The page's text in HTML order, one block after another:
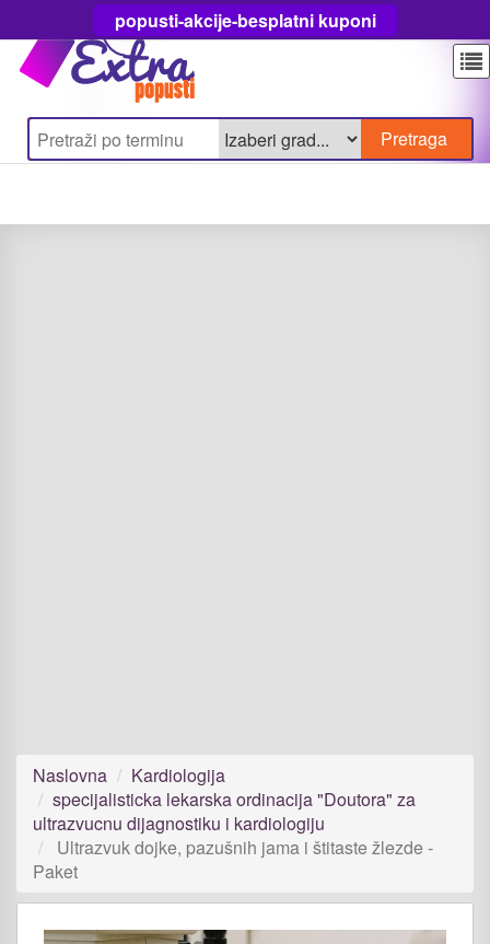
popusti-akcije-besplatni kuponi
Naslovna
Kardiologija
specijalisticka lekarska ordinacija "Doutora" za
ultrazvucnu dijagnostiku i kardiologiju
Ultrazvuk dojke, pazušnih jama i štitaste žlezde -
Paket